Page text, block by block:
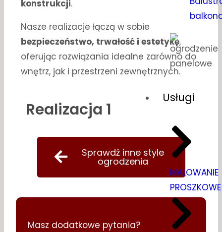
Usługi
MALOWANIE
PROSZKOWE
konstrukcji.
Nasze realizacje łączą w sobie
bezpieczeństwo, trwałość i estetykę,
oferując rozwiązania idealne zarówno do
wnętrz, jak i przestrzeni zewnętrznych.
Realizacja 1
Sprawdź inne style
ogrodzenia
Masz dodatkowe pytania?